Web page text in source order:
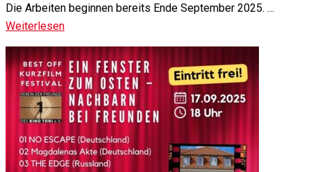
Die Arbeiten beginnen bereits Ende September 2025. …
Weiterlesen